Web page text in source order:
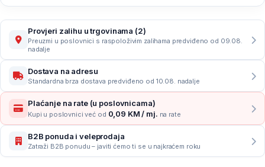
Provjeri zalihu u trgovinama (2)
Preuzmi u poslovnici s raspoloživim zalihama predviđeno od 09.08.
nadalje
Dostava na adresu
Standardna brza dostava predviđeno od 10.08. nadalje
Plaćanje na rate (u poslovnicama)
Kupi u poslovnici već od 0,09 KM / mj. na rate
B2B ponuda i veleprodaja
Zatraži B2B ponudu – javiti ćemo ti se u najkraćem roku